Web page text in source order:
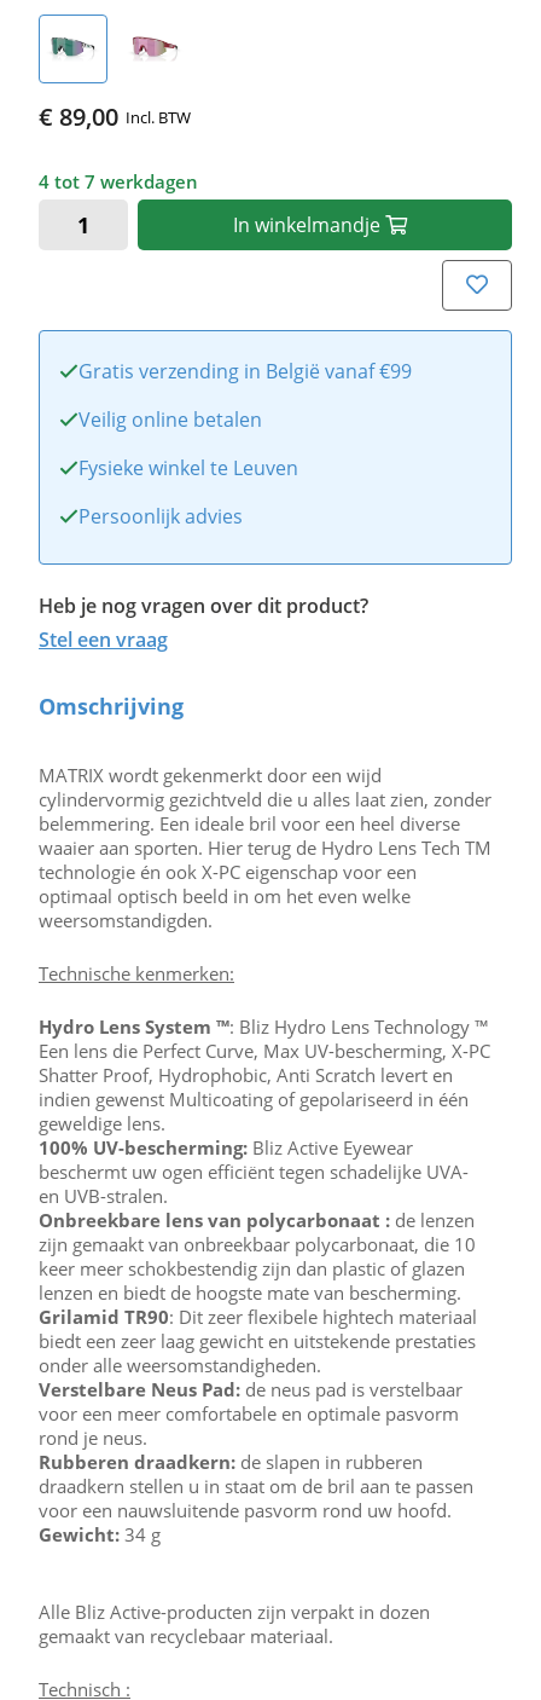
€ 89,00 Incl. BTW
4 tot 7 werkdagen
In winkelmandje
Gratis verzending in België vanaf €99
Veilig online betalen
Fysieke winkel te Leuven
Persoonlijk advies
Heb je nog vragen over dit product?
Stel een vraag
Omschrijving
MATRIX wordt gekenmerkt door een wijd
cylindervormig gezichtveld die u alles laat zien, zonder
belemmering. Een ideale bril voor een heel diverse
waaier aan sporten. Hier terug de Hydro Lens Tech TM
technologie én ook X-PC eigenschap voor een
optimaal optisch beeld in om het even welke
weersomstandigden.
Technische kenmerken:
Hydro Lens System ™: Bliz Hydro Lens Technology ™
Een lens die Perfect Curve, Max UV-bescherming, X-PC
Shatter Proof, Hydrophobic, Anti Scratch levert en
indien gewenst Multicoating of gepolariseerd in één
geweldige lens.
100% UV-bescherming: Bliz Active Eyewear
beschermt uw ogen efficiënt tegen schadelijke UVA-
en UVB-stralen.
Onbreekbare lens van polycarbonaat : de lenzen
zijn gemaakt van onbreekbaar polycarbonaat, die 10
keer meer schokbestendig zijn dan plastic of glazen
lenzen en biedt de hoogste mate van bescherming.
Grilamid TR90: Dit zeer flexibele hightech materiaal
biedt een zeer laag gewicht en uitstekende prestaties
onder alle weersomstandigheden.
Verstelbare Neus Pad: de neus pad is verstelbaar
voor een meer comfortabele en optimale pasvorm
rond je neus.
Rubberen draadkern: de slapen in rubberen
draadkern stellen u in staat om de bril aan te passen
voor een nauwsluitende pasvorm rond uw hoofd.
Gewicht: 34 g
Alle Bliz Active-producten zijn verpakt in dozen
gemaakt van recyclebaar materiaal.
Technisch :